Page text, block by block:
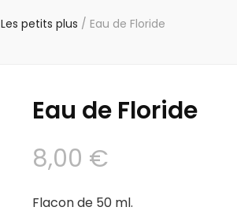
Les petits plus / Eau de Floride
Eau de Floride
8,00 €
Flacon de 50 ml.